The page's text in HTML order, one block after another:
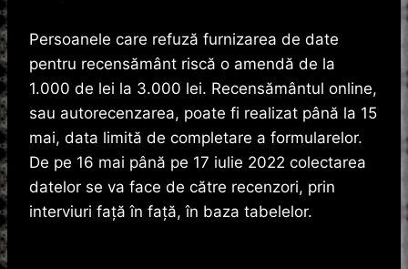
Persoanele care refuză furnizarea de date
pentru recensământ riscă o amendă de la
1.000 de lei la 3.000 lei. Recensământul online,
sau autorecenzarea, poate fi realizat până la 15
mai, data limită de completare a formularelor.
De pe 16 mai până pe 17 iulie 2022 colectarea
datelor se va face de către recenzori, prin
interviuri faţă în faţă, în baza tabelelor.